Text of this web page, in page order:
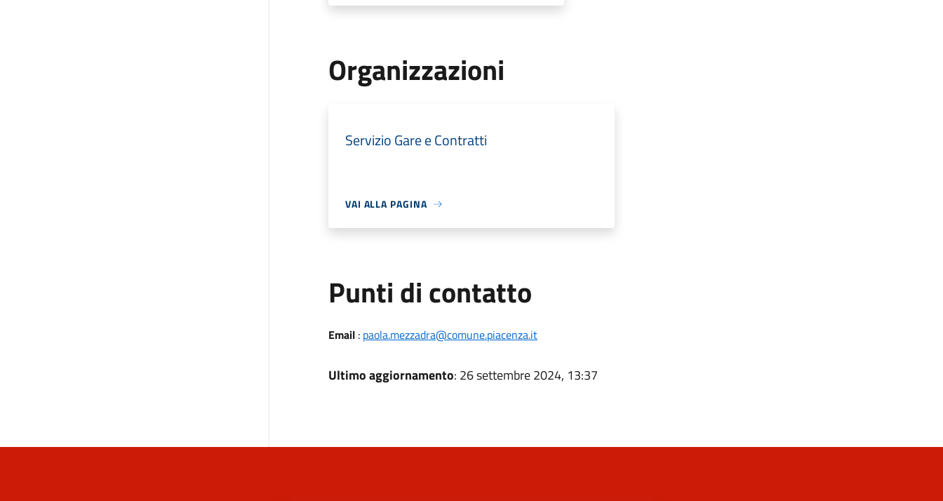
Organizzazioni
Servizio Gare e Contratti
VAI ALLA PAGINA
Punti di contatto
Email: paola.mezzadra@comune.piacenza.it
Ultimo aggiornamento: 26 settembre 2024, 13:37